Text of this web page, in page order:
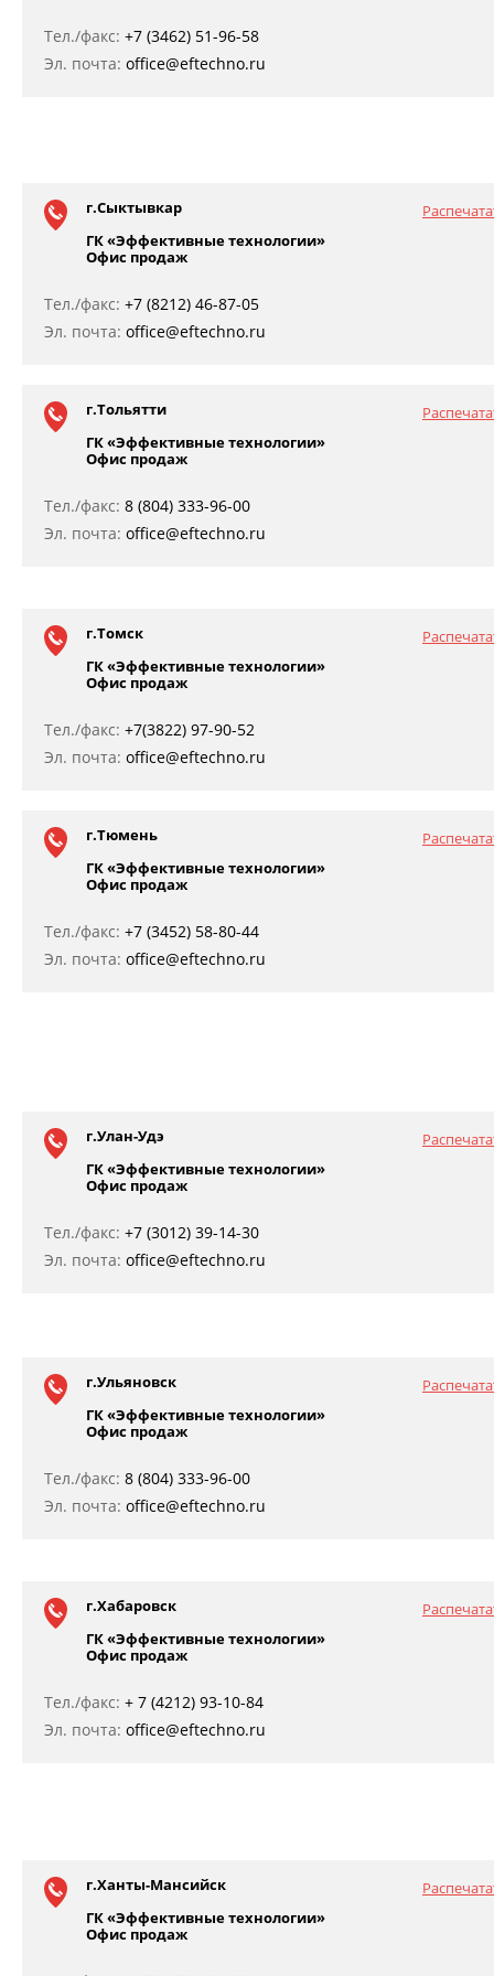
Тел./факс: +7 (3462) 51-96-58
Эл. почта: office@eftechno.ru
г.Сыктывкар
ГК «Эффективные технологии»
Офис продаж
Тел./факс: +7 (8212) 46-87-05
Эл. почта: office@eftechno.ru
г.Тольятти
ГК «Эффективные технологии»
Офис продаж
Тел./факс: 8 (804) 333-96-00
Эл. почта: office@eftechno.ru
г.Томск
ГК «Эффективные технологии»
Офис продаж
Тел./факс: +7(3822) 97-90-52
Эл. почта: office@eftechno.ru
г.Тюмень
ГК «Эффективные технологии»
Офис продаж
Тел./факс: +7 (3452) 58-80-44
Эл. почта: office@eftechno.ru
г.Улан-Удэ
ГК «Эффективные технологии»
Офис продаж
Тел./факс: +7 (3012) 39-14-30
Эл. почта: office@eftechno.ru
г.Ульяновск
ГК «Эффективные технологии»
Офис продаж
Тел./факс: 8 (804) 333-96-00
Эл. почта: office@eftechno.ru
г.Хабаровск
ГК «Эффективные технологии»
Офис продаж
Тел./факс: + 7 (4212) 93-10-84
Эл. почта: office@eftechno.ru
г.Ханты-Мансийск
ГК «Эффективные технологии»
Офис продаж